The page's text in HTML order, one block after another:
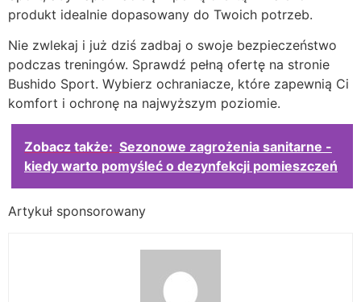
produkt idealnie dopasowany do Twoich potrzeb.
Nie zwlekaj i już dziś zadbaj o swoje bezpieczeństwo
podczas treningów. Sprawdź pełną ofertę na stronie
Bushido Sport. Wybierz ochraniacze, które zapewnią Ci
komfort i ochronę na najwyższym poziomie.
Zobacz także: Sezonowe zagrożenia sanitarne -
kiedy warto pomyśleć o dezynfekcji pomieszczeń
Artykuł sponsorowany